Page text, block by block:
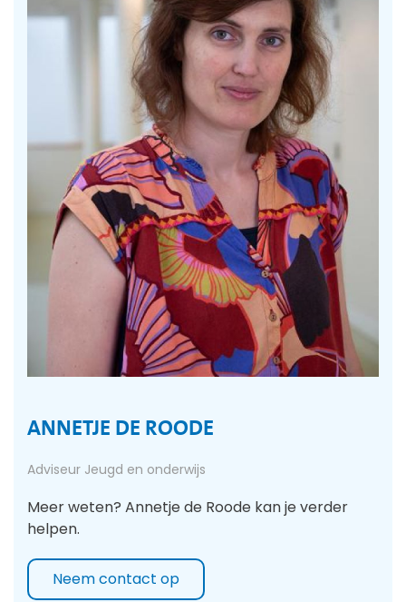
ANNETJE DE ROODE
Adviseur Jeugd en onderwijs
Meer weten? Annetje de Roode kan je verder
helpen.
Neem contact op